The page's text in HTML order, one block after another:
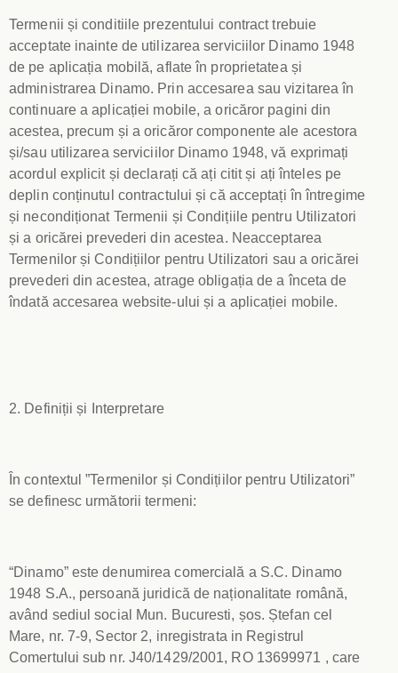
Termenii și conditiile prezentului contract trebuie
acceptate inainte de utilizarea serviciilor Dinamo 1948
de pe aplicația mobilă, aflate în proprietatea și
administrarea Dinamo. Prin accesarea sau vizitarea în
continuare a aplicației mobile, a oricăror pagini din
acestea, precum și a oricăror componente ale acestora
și/sau utilizarea serviciilor Dinamo 1948, vă exprimați
acordul explicit și declarați că ați citit și ați înteles pe
deplin conținutul contractului și că acceptați în întregime
și necondiționat Termenii și Condițiile pentru Utilizatori
și a oricărei prevederi din acestea. Neacceptarea
Termenilor și Condițiilor pentru Utilizatori sau a oricărei
prevederi din acestea, atrage obligația de a înceta de
îndată accesarea website-ului și a aplicației mobile.
2. Definiții și Interpretare
În contextul ”Termenilor și Condițiilor pentru Utilizatori”
se definesc următorii termeni:
“Dinamo” este denumirea comercială a S.C. Dinamo
1948 S.A., persoană juridică de naționalitate română,
având sediul social Mun. Bucuresti, șos. Ștefan cel
Mare, nr. 7-9, Sector 2, inregistrata in Registrul
Comertului sub nr. J40/1429/2001, RO 13699971 , care